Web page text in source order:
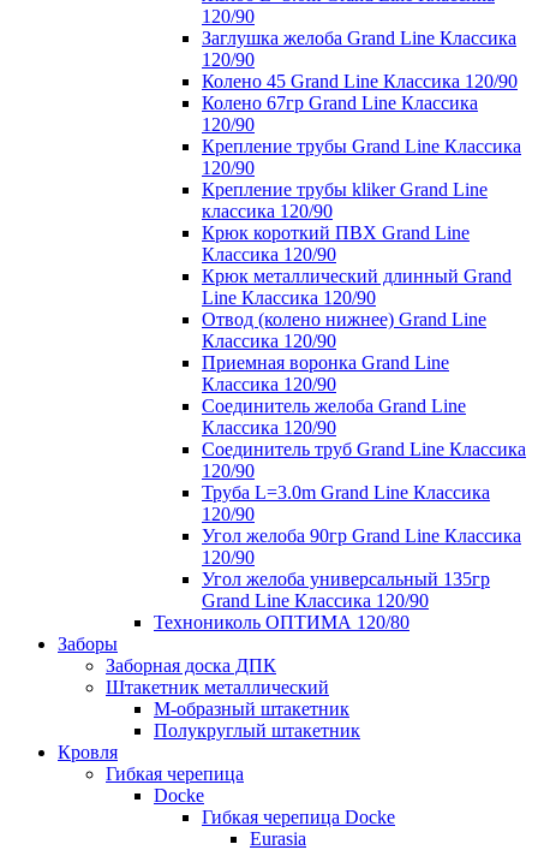
120/90
Заглушка желоба Grand Line Классика
120/90
Колено 45 Grand Line Классика 120/90
Колено 67гр Grand Line Классика
120/90
Крепление трубы Grand Line Классика
120/90
Крепление трубы kliker Grand Line
классика 120/90
Крюк короткий ПВХ Grand Line
Классика 120/90
Крюк металлический длинный Grand
Line Классика 120/90
Отвод (колено нижнее) Grand Line
Классика 120/90
Приемная воронка Grand Line
Классика 120/90
Соединитель желоба Grand Line
Классика 120/90
Соединитель труб Grand Line Классика
120/90
Труба L=3.0m Grand Line Классика
120/90
Угол желоба 90гр Grand Line Классика
120/90
Угол желоба универсальный 135гр
Grand Line Классика 120/90
Технониколь ОПТИМА 120/80
Заборы
Заборная доска ДПК
Штакетник металлический
М-образный штакетник
Полукруглый штакетник
Кровля
Гибкая черепица
Docke
Гибкая черепица Docke
Eurasia